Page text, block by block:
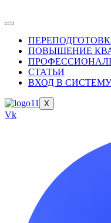
ПОВЫШЕНИЕ
СТАТЬИ
ВХОД В
X
Vk